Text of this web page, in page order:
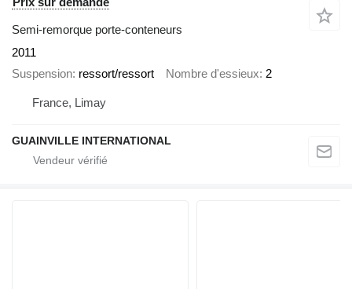
Semi-remorque porte-conteneurs
2011
Suspension ressort/ressort Nombre d'essieux 2
France, Limay
GUAINVILLE INTERNATIONAL